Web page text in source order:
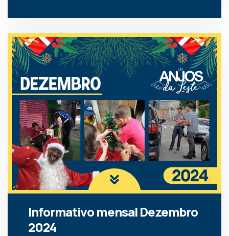
Informativo mensal Dezembro
2024